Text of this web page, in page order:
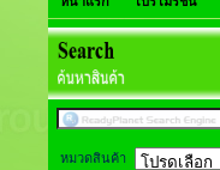
หมวดสินค้า